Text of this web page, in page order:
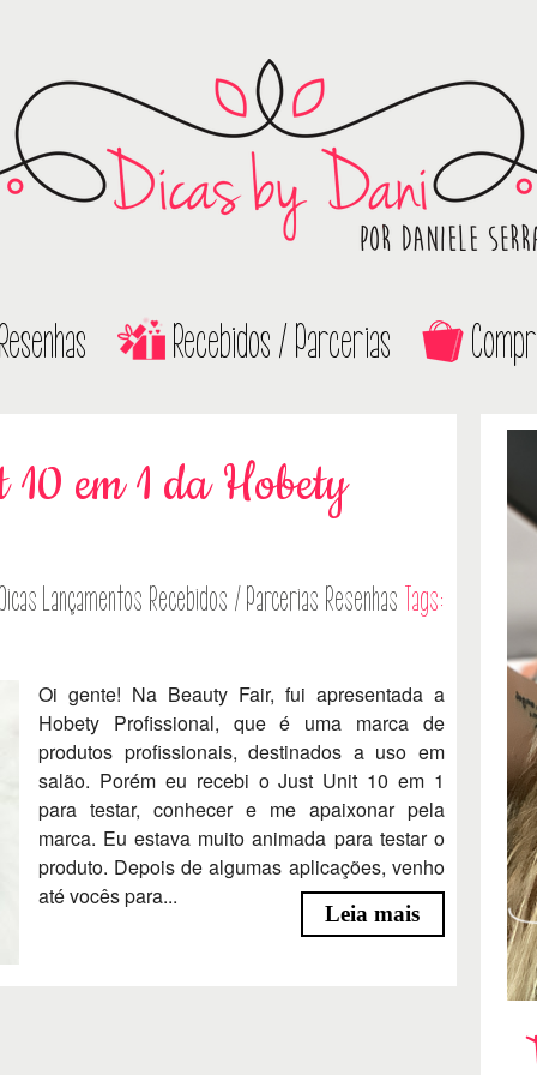
Recebidos / Parcerias
10 em 1 da Hobety
Lançamentos Recebidos / Parcerias Resenhas Tags:
Oi gente! Na Beauty Fair, fui apresentada a
Hobety Profissional, que é uma marca de
produtos profissionais, destinados a uso em
salão. Porém eu recebi o Just Unit 10 em 1
para testar, conhecer e me apaixonar pela
marca. Eu estava muito animada para testar o
produto. Depois de algumas aplicações, venho
até vocês para...
Leia mais